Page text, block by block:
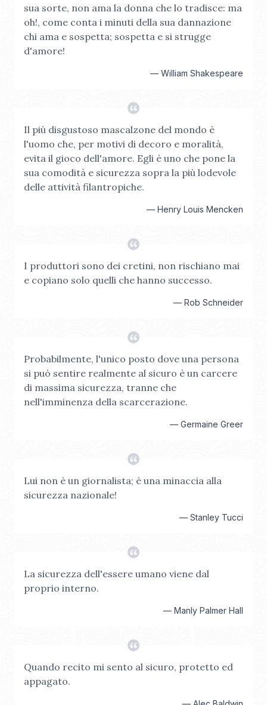
sua sorte, non ama la donna che lo tradisce: ma
oh!, come conta i minuti della sua dannazione
chi ama e sospetta; sospetta e si strugge
d'amore!
— William Shakespeare
Il più disgustoso mascalzone del mondo è
l'uomo che, per motivi di decoro e moralità,
evita il gioco dell'amore. Egli è uno che pone la
sua comodità e sicurezza sopra la più lodevole
delle attività filantropiche.
— Henry Louis Mencken
I produttori sono dei cretini, non rischiano mai
e copiano solo quelli che hanno successo.
— Rob Schneider
Probabilmente, l'unico posto dove una persona
si può sentire realmente al sicuro è un carcere
di massima sicurezza, tranne che
nell'imminenza della scarcerazione.
— Germaine Greer
Lui non è un giornalista; è una minaccia alla
sicurezza nazionale!
— Stanley Tucci
La sicurezza dell'essere umano viene dal
proprio interno.
— Manly Palmer Hall
Quando recito mi sento al sicuro, protetto ed
appagato.